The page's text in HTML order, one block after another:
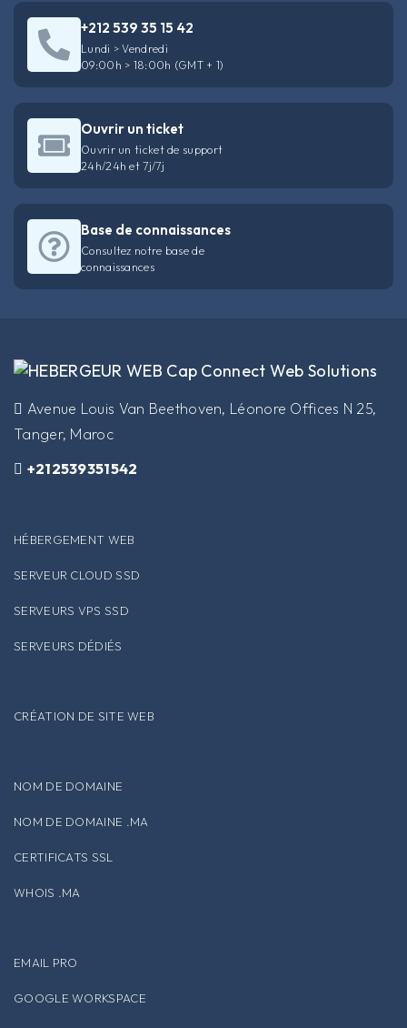
+212 539 35 15 42
Lundi > Vendredi
09:00h > 18:00h (GMT + 1)
Ouvrir un ticket
Ouvrir un ticket de support
24h/24h et 7j/7j
Base de connaissances
Consultez notre base de
connaissances
​Avenue Louis Van Beethoven, Léonore Offices N 25,
Tanger, Maroc
+212539351542
HÉBERGEMENT WEB
SERVEUR CLOUD SSD
SERVEURS VPS SSD
SERVEURS DÉDIÉS
CRÉATION DE SITE WEB
NOM DE DOMAINE
NOM DE DOMAINE .MA
CERTIFICATS SSL
WHOIS .MA
EMAIL PRO
GOOGLE WORKSPACE